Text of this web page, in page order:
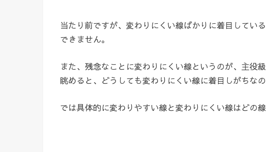
当たり前ですが、変わりにくい線ばかりに着目してい
できません。
また、残念なことに変わりにくい線というのが、主役
眺めると、どうしても変わりにくい線に着目しがちなの
では具体的に変わりやすい線と変わりにくい線はどの